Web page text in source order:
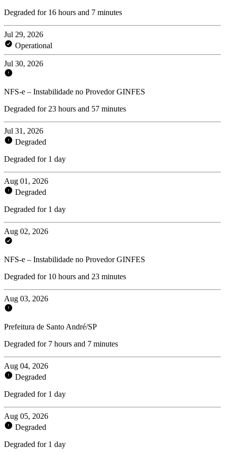
Degraded for 16 hours and 7 minutes
Jul 29, 2026
Operational
Jul 30, 2026
NFS-e – Instabilidade no Provedor GINFES
Degraded for 23 hours and 57 minutes
Jul 31, 2026
Degraded
Degraded for 1 day
Aug 01, 2026
Degraded
Degraded for 1 day
Aug 02, 2026
NFS-e – Instabilidade no Provedor GINFES
Degraded for 10 hours and 23 minutes
Aug 03, 2026
Prefeitura de Santo André/SP
Degraded for 7 hours and 7 minutes
Aug 04, 2026
Degraded
Degraded for 1 day
Aug 05, 2026
Degraded
Degraded for 1 day